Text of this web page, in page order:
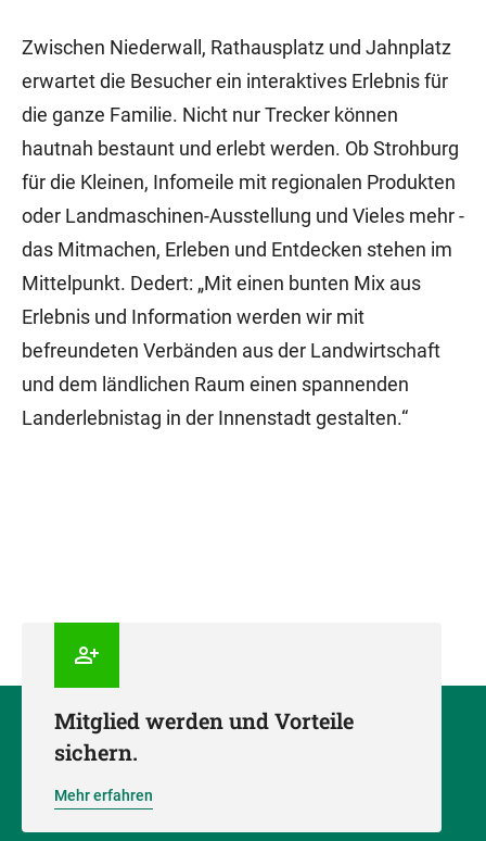
Zwischen Niederwall, Rathausplatz und Jahnplatz
erwartet die Besucher ein interaktives Erlebnis für
die ganze Familie. Nicht nur Trecker können
hautnah bestaunt und erlebt werden. Ob Strohburg
für die Kleinen, Infomeile mit regionalen Produkten
oder Landmaschinen-Ausstellung und Vieles mehr -
das Mitmachen, Erleben und Entdecken stehen im
Mittelpunkt. Dedert: „Mit einen bunten Mix aus
Erlebnis und Information werden wir mit
befreundeten Verbänden aus der Landwirtschaft
und dem ländlichen Raum einen spannenden
Landerlebnistag in der Innenstadt gestalten.“
Mitglied werden und Vorteile
sichern.
Mehr erfahren